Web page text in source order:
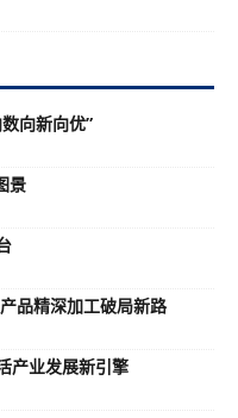
向新向优”
景
品精深加工破局新路
产业发展新引擎